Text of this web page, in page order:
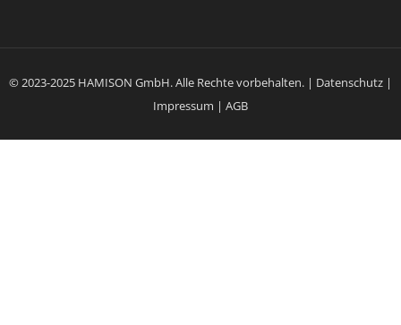
© 2023-2025 HAMISON GmbH. Alle Rechte vorbehalten. | Datenschutz |
Impressum | AGB